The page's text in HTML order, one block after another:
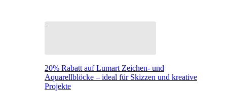
20% Rabatt auf Lumart Zeichen- und
Aquarellblöcke – ideal für Skizzen und kreative
Projekte